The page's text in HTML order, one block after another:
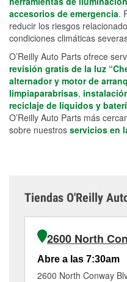
accesorios de emergencia.
reducir los riesgos
condiciones climáticas
O’Reilly Auto Parts ofrece
revisión gratis de la luz
alternador y motor de
limpiaparabrisas,
reciclaje de líquidos y
O’Reilly Auto Parts más
sobre nuestros servicios en
Tiendas O'Reilly
2600 North
Abre a las 7:30am
2600 North Conway